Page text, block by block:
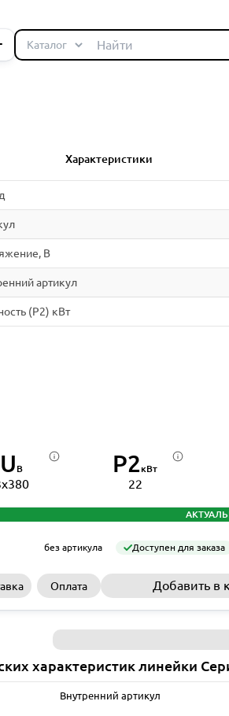
Характеристики
В
артикул
(P2) кВт
U В P2кВт
22
без артикула Доступен для заказа
Оплата Добавить в
характеристик линейки
Внутренний артикул